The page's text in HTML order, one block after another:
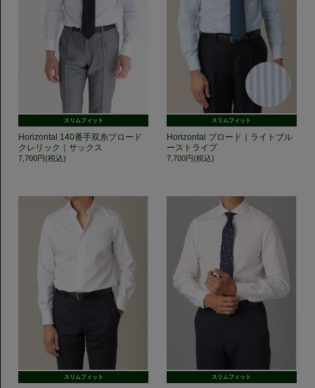
スリムフィット
Horizontal 140番手双糸ブロード
クレリック｜サックス
7,700円(税込)
スリムフィット
Horizontal ブロード｜ライトブル
ーストライプ
7,700円(税込)
スリムフィット スリムフィット